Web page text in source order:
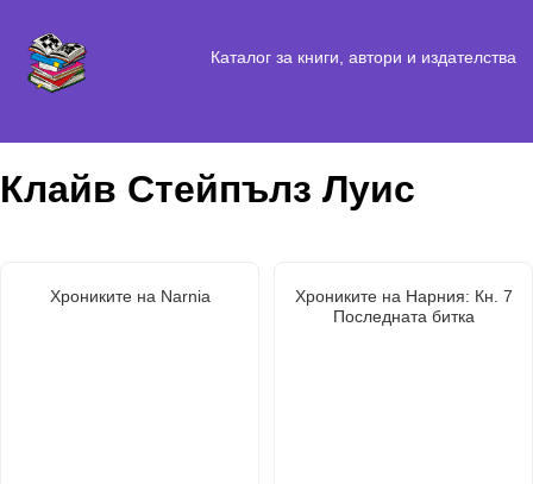
Каталог за книги, автори и издателства
Клайв Стейпълз Луис
Хрониките на Narnia
Хрониките на Нарния: Кн. 7
Последната битка